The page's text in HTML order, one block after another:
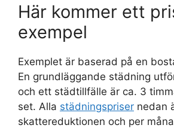
Här kommer ett
exempel
Exemplet är baserad på en
En grundläggande städning
och ett städtillfälle är ca. 3
set. Alla städningspriser nedan
skattereduktionen och per